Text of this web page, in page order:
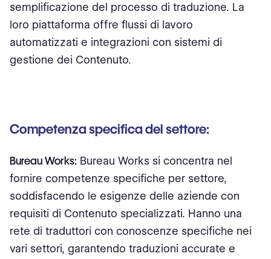
semplificazione del processo di traduzione. La
loro piattaforma offre flussi di lavoro
automatizzati e integrazioni con sistemi di
gestione dei Contenuto.
Competenza specifica del settore:
Bureau Works: Bureau Works si concentra nel
fornire competenze specifiche per settore,
soddisfacendo le esigenze delle aziende con
requisiti di Contenuto specializzati. Hanno una
rete di traduttori con conoscenze specifiche nei
vari settori, garantendo traduzioni accurate e